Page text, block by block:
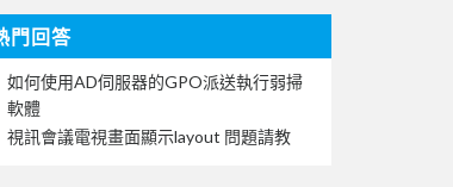
門回答
如何使用AD伺服器的GPO派送執行弱掃
軟體
視訊會議電視畫面顯示layout 問題請教